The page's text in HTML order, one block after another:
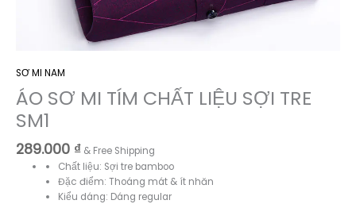
SƠ MI NAM
ÁO SƠ MI TÍM CHẤT LIỆU SỢI TRE
SM1
289.000 ₫ & Free Shipping
Chất liệu: Sợi tre bamboo
Đặc điểm: Thoáng mát & ít nhăn
Kiểu dáng: Dáng regular